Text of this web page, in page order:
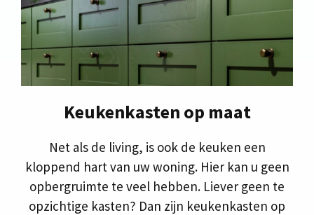
Keukenkasten op maat
Net als de living, is ook de keuken een
kloppend hart van uw woning. Hier kan u geen
opbergruimte te veel hebben. Liever geen te
opzichtige kasten? Dan zijn keukenkasten op